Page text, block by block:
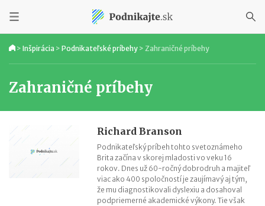
> Inšpirácia > Podnikateľské príbehy > Zahraničné príbehy
Zahraničné príbehy
Richard Branson
Podnikateľský príbeh tohto svetoznámeho
Brita začína v skorej mladosti vo veku 16
rokov. Dnes už 60-ročný dobrodruh a majiteľ
viac ako 400 spoločností je zaujímavý aj tým,
že mu diagnostikovali dyslexiu a dosahoval
podpriemerné akademické výkony. Tie však